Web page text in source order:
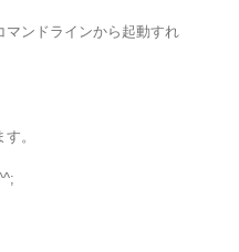
ンドラインから起動すれ
。